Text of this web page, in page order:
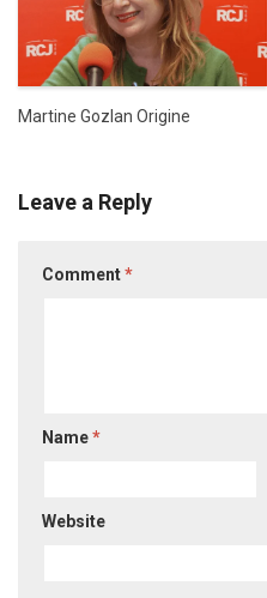
Martine Gozlan Origine
Leave a Reply
Comment*
Name*
Website